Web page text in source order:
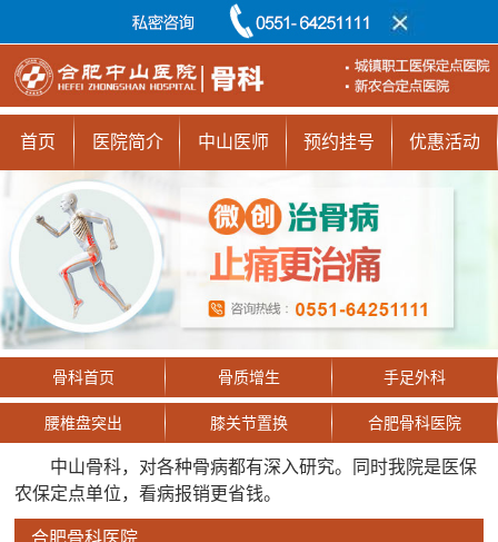
首页 医院简介 中山医师 预约挂号 优惠活动
骨科首页 骨质增生 手足外科
腰椎盘突出 膝关节置换 合肥骨科医院
中山骨科，对各种骨病都有深入研究。同时我院是医保
农保定点单位，看病报销更省钱。
合肥骨科医院